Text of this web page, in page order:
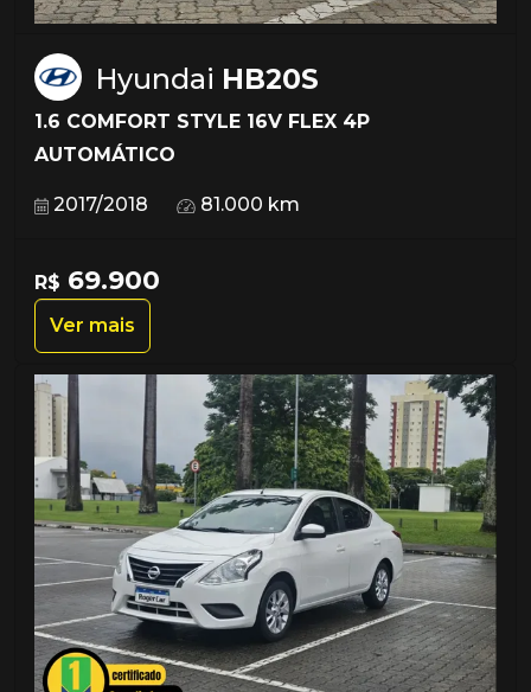
Hyundai HB20S
1.6 COMFORT STYLE 16V FLEX 4P
AUTOMÁTICO
2017/2018 81.000 km
R$ 69.900
Ver mais